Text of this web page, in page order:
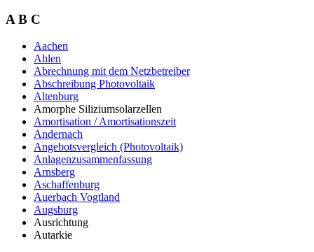
A B C
Aachen
Ahlen
Abrechnung mit dem Netzbetreiber
Abschreibung Photovoltaik
Altenburg
Amorphe Siliziumsolarzellen
Amortisation / Amortisationszeit
Andernach
Angebotsvergleich (Photovoltaik)
Anlagenzusammenfassung
Arnsberg
Aschaffenburg
Auerbach Vogtland
Augsburg
Ausrichtung
Autarkie